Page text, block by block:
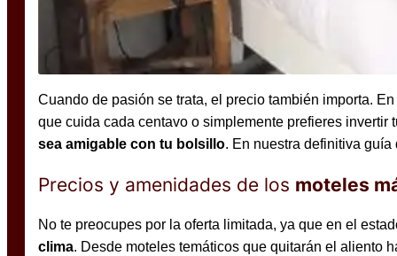
Cuando de pasión se trata, el precio también importa.
que cuida cada centavo o simplemente prefieres
sea amigable con tu bolsillo. En nuestra definitiva
Precios y amenidades de los moteles
No te preocupes por la oferta limitada, ya que en el
clima. Desde moteles temáticos que quitarán el aliento